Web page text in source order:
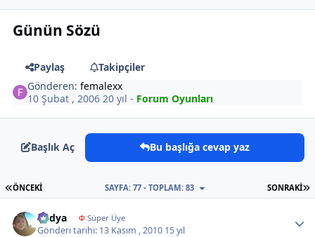
Günün Sözü
Paylaş
Takipçiler
Gönderen:femalexx
10 Şubat , 2006 20 yıl - Forum Oyunları
Başlık Aç Bu başlığa cevap yaz
İLK SAYFA
ÖNCEKI SONRAKI
SAYFA: 77 - TOPLAM: 83
Radya ΦSüper Üye
Gönderi tarihi: 13 Kasım , 2010 15 yıl